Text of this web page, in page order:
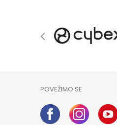
POVEŽIMO SE